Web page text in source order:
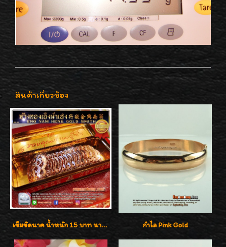
สินค้าเกี่ยวข้อง
เข็มขัดนาค น้ำหนัก 15 บาท นาค 40% งานนาคโบราณแท้ๆ จากห้างใหญ่ กำไล Pink Gold